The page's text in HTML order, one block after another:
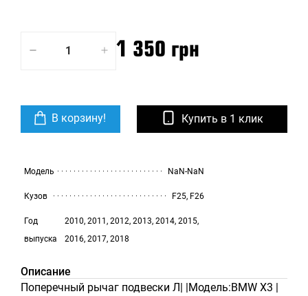
1 350 грн
В корзину! Купить в 1 клик
Модель NaN-NaN
Кузов F25, F26
Год
выпуска
2010, 2011, 2012, 2013, 2014, 2015,
2016, 2017, 2018
Описание
Поперечный рычаг подвески Л| |Модель:BMW X3 |